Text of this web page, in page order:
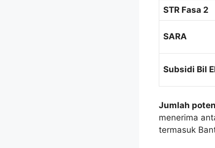
STR Fasa 2
SARA
Subsidi Bil
Jumlah
menerima
termasuk